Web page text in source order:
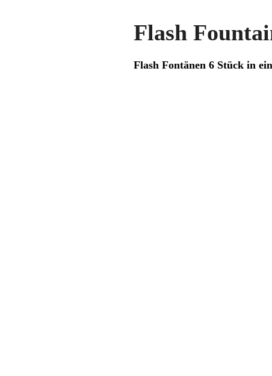
Flash
Flash Fontänen 6 Stück in